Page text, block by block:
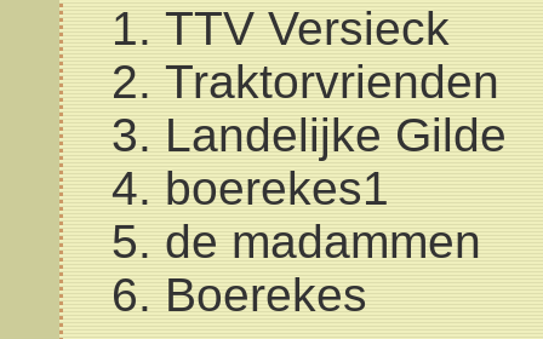
TTV Versieck
Traktorvrienden
Landelijke Gilde
boerekes1
de madammen
Boerekes